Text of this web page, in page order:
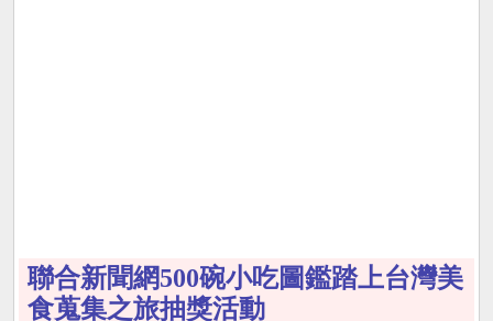
聯合新聞網500碗小吃圖鑑踏上台灣美
食蒐集之旅抽獎活動